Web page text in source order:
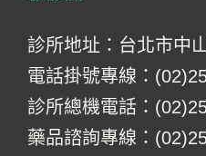
診所地址：台北市中
電話掛號專線：
診所總機電話：
藥品諮詢專線：